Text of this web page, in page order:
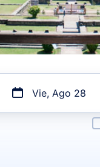
Vie, Ago 28